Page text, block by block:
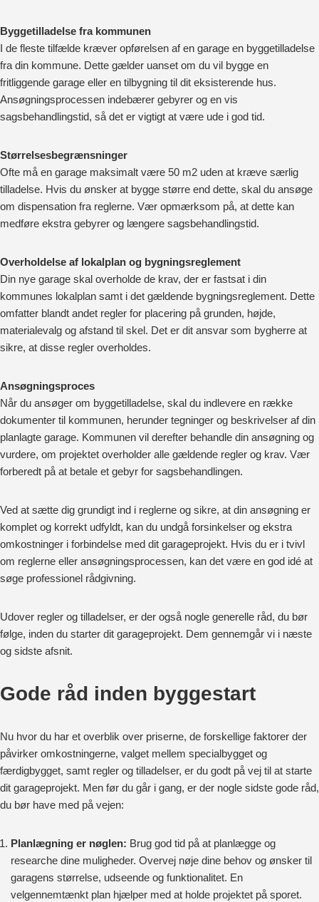
Byggetilladelse fra kommunen
I de fleste tilfælde kræver opførelsen af en garage en byggetilladelse
fra din kommune. Dette gælder uanset om du vil bygge en
fritliggende garage eller en tilbygning til dit eksisterende hus.
Ansøgningsprocessen indebærer gebyrer og en vis
sagsbehandlingstid, så det er vigtigt at være ude i god tid.
Størrelsesbegrænsninger
Ofte må en garage maksimalt være 50 m2 uden at kræve særlig
tilladelse. Hvis du ønsker at bygge større end dette, skal du ansøge
om dispensation fra reglerne. Vær opmærksom på, at dette kan
medføre ekstra gebyrer og længere sagsbehandlingstid.
Overholdelse af lokalplan og bygningsreglement
Din nye garage skal overholde de krav, der er fastsat i din
kommunes lokalplan samt i det gældende bygningsreglement. Dette
omfatter blandt andet regler for placering på grunden, højde,
materialevalg og afstand til skel. Det er dit ansvar som bygherre at
sikre, at disse regler overholdes.
Ansøgningsproces
Når du ansøger om byggetilladelse, skal du indlevere en række
dokumenter til kommunen, herunder tegninger og beskrivelser af din
planlagte garage. Kommunen vil derefter behandle din ansøgning og
vurdere, om projektet overholder alle gældende regler og krav. Vær
forberedt på at betale et gebyr for sagsbehandlingen.
Ved at sætte dig grundigt ind i reglerne og sikre, at din ansøgning er
komplet og korrekt udfyldt, kan du undgå forsinkelser og ekstra
omkostninger i forbindelse med dit garageprojekt. Hvis du er i tvivl
om reglerne eller ansøgningsprocessen, kan det være en god idé at
søge professionel rådgivning.
Udover regler og tilladelser, er der også nogle generelle råd, du bør
følge, inden du starter dit garageprojekt. Dem gennemgår vi i næste
og sidste afsnit.
Gode råd inden byggestart
Nu hvor du har et overblik over priserne, de forskellige faktorer der
påvirker omkostningerne, valget mellem specialbygget og
færdigbygget, samt regler og tilladelser, er du godt på vej til at starte
dit garageprojekt. Men før du går i gang, er der nogle sidste gode råd,
du bør have med på vejen:
Planlægning er nøglen: Brug god tid på at planlægge og
researche dine muligheder. Overvej nøje dine behov og ønsker til
garagens størrelse, udseende og funktionalitet. En
velgennemtænkt plan hjælper med at holde projektet på sporet.